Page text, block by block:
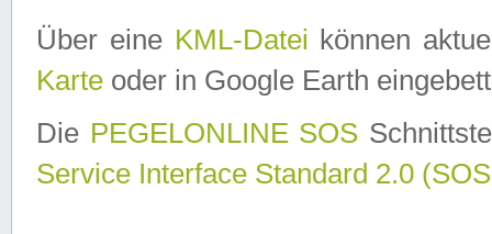
Über eine KML-Datei können
Karte oder in Google Earth
Die PEGELONLINE SOS
Service Interface Standard 2.0